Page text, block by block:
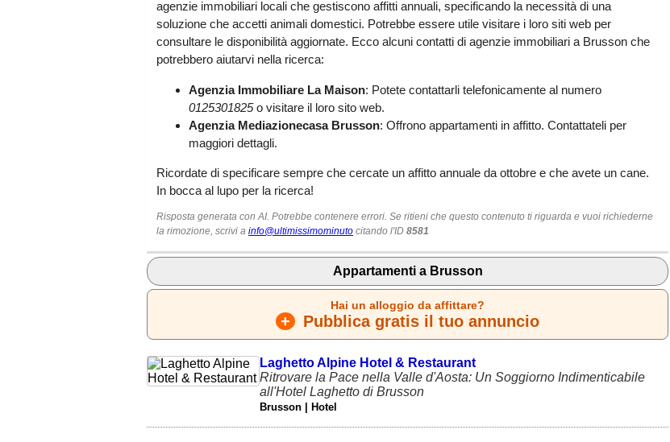
agenzie immobiliari locali che gestiscono affitti annuali, specificando la necessità di una
soluzione che accetti animali domestici. Potrebbe essere utile visitare i loro siti web per
consultare le disponibilità aggiornate. Ecco alcuni contatti di agenzie immobiliari a Brusson che
potrebbero aiutarvi nella ricerca:
Agenzia Immobiliare La Maison: Potete contattarli telefonicamente al numero
0125301825o visitare il loro sito web.
Agenzia Mediazionecasa Brusson: Offrono appartamenti in affitto. Contattateli per
maggiori dettagli.
Ricordate di specificare sempre che cercate un affitto annuale da ottobre e che avete un cane.
In bocca al lupo per la ricerca!
Risposta generata con AI. Potrebbe contenere errori. Se ritieni che questo contenuto ti riguarda e vuoi richiederne
la rimozione, scrivi a info@ultimissimominuto citando l'ID 8581
Appartamenti a Brusson
Hai un alloggio da affittare?
+ Pubblica gratis il tuo annuncio
Laghetto Alpine Hotel & Restaurant
Ritrovare la Pace nella Valle d'Aosta: Un Soggiorno Indimenticabile
all'Hotel Laghetto di Brusson
Brusson | Hotel